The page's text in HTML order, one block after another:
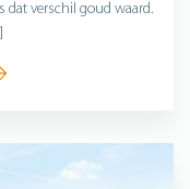
dat verschil goud waard.